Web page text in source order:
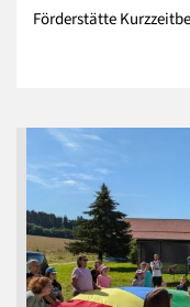
Förderstätte